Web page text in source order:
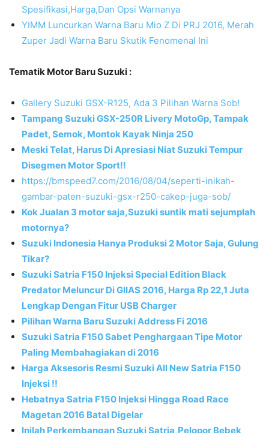
Spesifikasi,Harga,Dan Opsi Warnanya
YIMM Luncurkan Warna Baru Mio Z Di PRJ 2016, Merah
Zuper Jadi Warna Baru Skutik Fenomenal Ini
Tematik Motor Baru Suzuki :
Gallery Suzuki GSX-R125, Ada 3 Pilihan Warna Sob!
Tampang Suzuki GSX-250R Livery MotoGp, Tampak
Padet, Semok, Montok Kayak Ninja 250
Meski Telat, Harus Di Apresiasi Niat Suzuki Tempur
Disegmen Motor Sport!!
https://bmspeed7.com/2016/08/04/seperti-inikah-
gambar-paten-suzuki-gsx-r250-cakep-juga-sob/
Kok Jualan 3 motor saja,Suzuki suntik mati sejumplah
motornya?
Suzuki Indonesia Hanya Produksi 2 Motor Saja, Gulung
Tikar?
Suzuki Satria F150 Injeksi Special Edition Black
Predator Meluncur Di GIIAS 2016, Harga Rp 22,1 Juta
Lengkap Dengan Fitur USB Charger
Pilihan Warna Baru Suzuki Address Fi 2016
Suzuki Satria F150 Sabet Penghargaan Tipe Motor
Paling Membahagiakan di 2016
Harga Aksesoris Resmi Suzuki All New Satria F150
Injeksi !!
Hebatnya Satria F150 Injeksi Hingga Road Race
Magetan 2016 Batal Digelar
Inilah Perkembangan Suzuki Satria,Pelopor Bebek